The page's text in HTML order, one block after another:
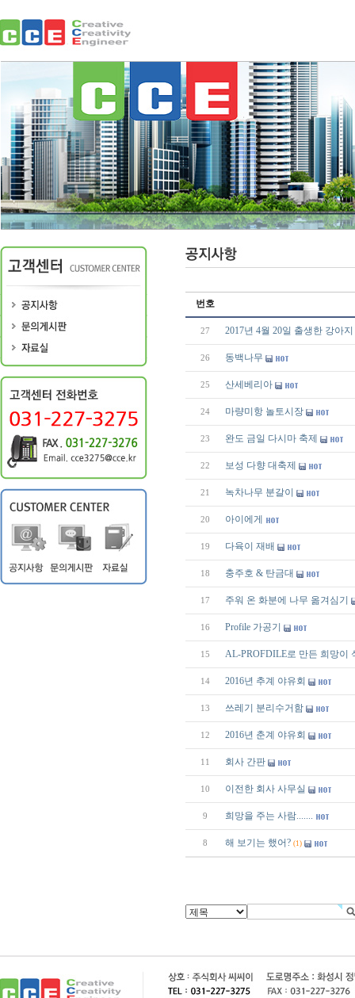
번호
27 2017년 4월 20일 출생한 강아
26 동백나무
25 산세베리아
24 마량미항 놀토시장
23 완도 금일 다시마 축제
22 보성 다향 대축제
21 녹차나무 분갈이
20 아이에게
19 다육이 재배
18 충주호 & 탄금대
17 주워 온 화분에 나무 옮겨심기
16 Profile 가공기
15 AL-PROFDILE로 만든 희망이
14 2016년 추계 야유회
13 쓰레기 분리수거함
12 2016년 춘계 야유회
11 회사 간판
10 이전한 회사 사무실
9 희망을 주는 사람.......
8 해 보기는 했어? (1)